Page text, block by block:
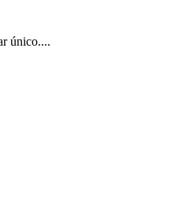
único....